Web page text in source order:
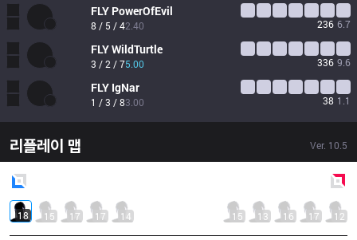
FLY PowerOfEvil
8 / 5 / 42.40 236 6.7
FLYWildTurtle
3 / 2 / 75.00 336 9.6
FLY IgNar
1 / 3 / 83.00 38 1.1
리플레이 맵 Ver. 10.5
18 15 17 17 14 15 13 16 17 12